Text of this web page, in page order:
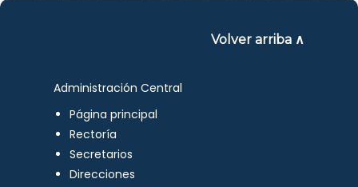
Volver arriba ∧
Administración Central
Página principal
Rectoría
Secretarios
Direcciones